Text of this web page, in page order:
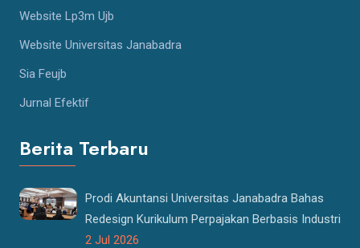
Website Lp3m Ujb
Website Universitas Janabadra
Sia Feujb
Jurnal Efektif
Berita Terbaru
Prodi Akuntansi Universitas Janabadra Bahas
Redesign Kurikulum Perpajakan Berbasis Industri
2 Jul 2026